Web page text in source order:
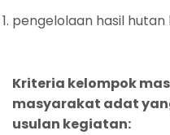
pengelolaan hasil hutan
Kriteria kelompok
masyarakat adat
usulan kegiatan: